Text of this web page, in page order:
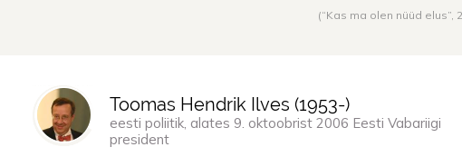
(“Kas ma olen nüüd elus”,
Toomas Hendrik Ilves (1953-)
eesti poliitik, alates 9. oktoobrist 2006 Eesti Vabariigi
president